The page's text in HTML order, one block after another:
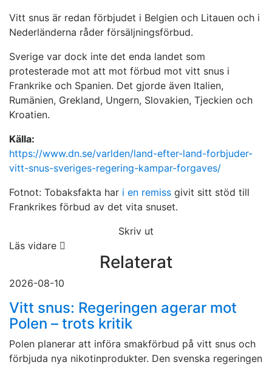
Vitt snus är redan förbjudet i Belgien och Litauen och i
Nederländerna råder försäljningsförbud.
Sverige var dock inte det enda landet som
protesterade mot att mot förbud mot vitt snus i
Frankrike och Spanien. Det gjorde även Italien,
Rumänien, Grekland, Ungern, Slovakien, Tjeckien och
Kroatien.
Källa:
https://www.dn.se/varlden/land-efter-land-forbjuder-
vitt-snus-sveriges-regering-kampar-forgaves/
Fotnot: Tobaksfakta har i en remiss givit sitt stöd till
Frankrikes förbud av det vita snuset.
Skriv ut
Läs vidare
Relaterat
2026-08-10
Vitt snus: Regeringen agerar mot
Polen – trots kritik
Polen planerar att införa smakförbud på vitt snus och
förbjuda nya nikotinprodukter. Den svenska regeringen